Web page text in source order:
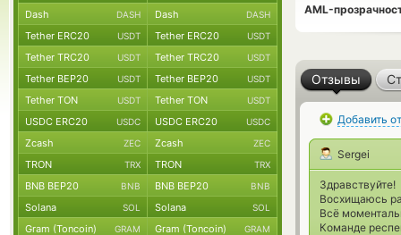
AML-
Отзывы
Добавить
Sergei
Здравствуйте!
Восхищаюсь
Всё
Команде
Dash DASH Dash DASH
Tether ERC20 USDT Tether ERC20 USDT
Tether TRC20 USDT Tether TRC20 USDT
Tether BEP20 USDT Tether BEP20 USDT
Tether TON USDT Tether TON USDT
USDC ERC20 USDC USDC ERC20 USDC
Zcash ZEC Zcash ZEC
TRON TRX TRON TRX
BNB BEP20 BNB BNB BEP20 BNB
Solana SOL Solana SOL
Gram (Toncoin) GRAM Gram (Toncoin) GRAM